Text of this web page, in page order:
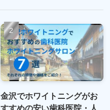
金沢でホワイトニングがお
すすめの安い歯科医院・人